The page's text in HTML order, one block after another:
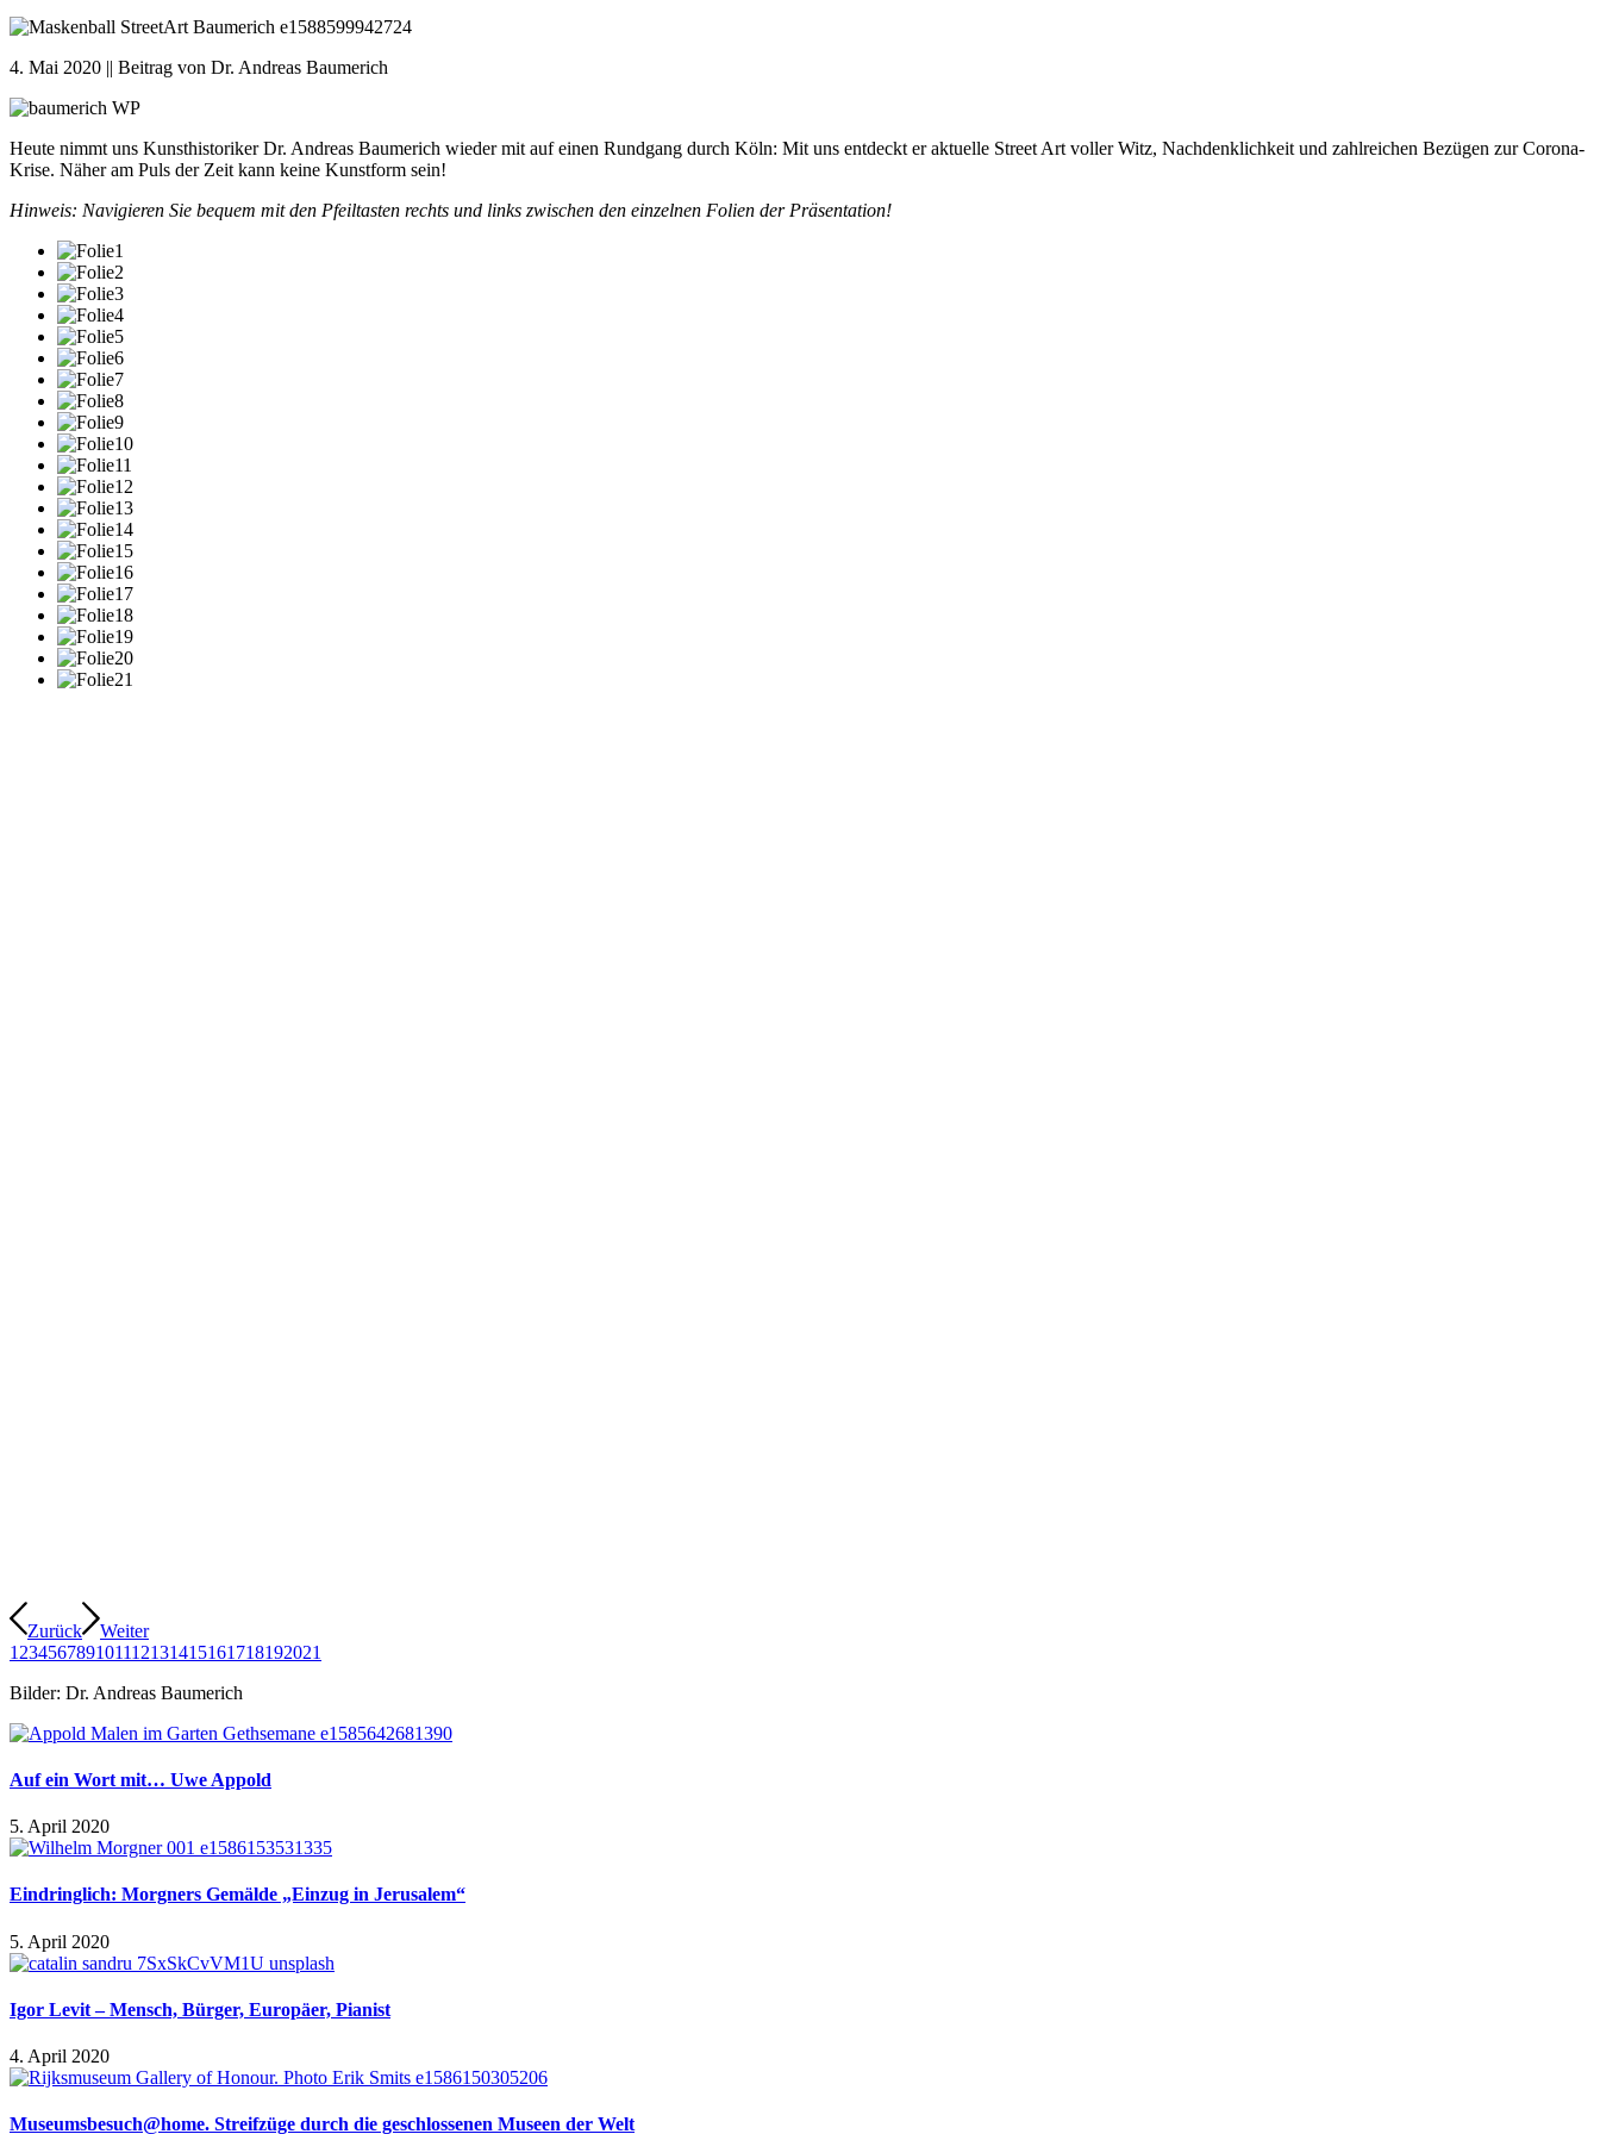
4. Mai 2020 || Beitrag von Dr. Andreas Baumerich
Heute nimmt uns Kunsthistoriker Dr. Andreas Baumerich wieder mit auf einen Rundgang durch Köln: Mit uns entdeckt er aktuelle Street Art voller Witz, Nachdenklichkeit und zahlreichen Bezügen zur Corona-
Krise. Näher am Puls der Zeit kann keine Kunstform sein!
Hinweis: Navigieren Sie bequem mit den Pfeiltasten rechts und links zwischen den einzelnen Folien der Präsentation!
Zurück
Weiter
1 23456789101112131415161718192021
Bilder: Dr. Andreas Baumerich
Auf ein Wort mit… Uwe Appold
5. April 2020
Eindringlich: Morgners Gemälde „Einzug in Jerusalem“
5. April 2020
Igor Levit – Mensch, Bürger, Europäer, Pianist
4. April 2020
Museumsbesuch@home. Streifzüge durch die geschlossenen Museen der Welt